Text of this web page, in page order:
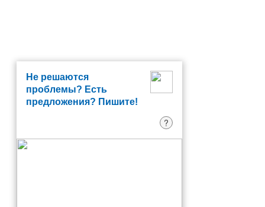
Не решаются
проблемы? Есть
предложения? Пишите!
?